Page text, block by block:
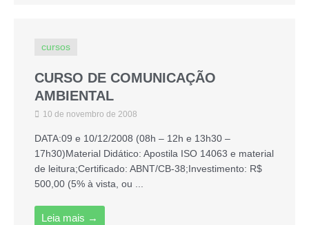
cursos
CURSO DE COMUNICAÇÃO
AMBIENTAL
10 de novembro de 2008
DATA:09 e 10/12/2008 (08h – 12h e 13h30 –
17h30)Material Didático: Apostila ISO 14063 e material
de leitura;Certificado: ABNT/CB-38;Investimento: R$
500,00 (5% à vista, ou ...
Leia mais →